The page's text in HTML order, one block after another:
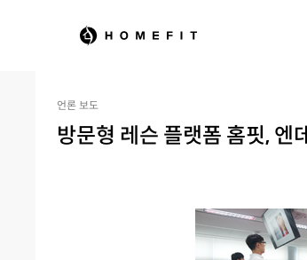
언론 보도
방문형 레슨 플랫폼 홈핏, 엔